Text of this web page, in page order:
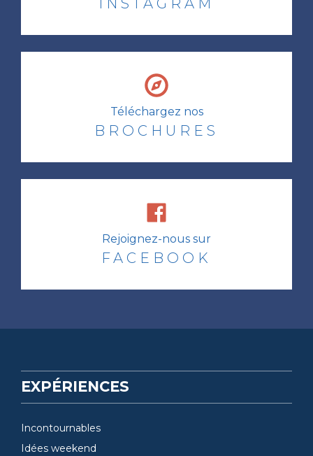
Téléchargez nos
BROCHURES
Rejoignez-nous sur
FACEBOOK
EXPÉRIENCES
Incontournables
Idées weekend